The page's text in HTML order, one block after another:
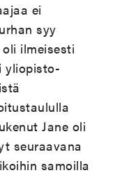
ei
syy
ilmeisesti
yliopisto-
Jane oli
seuraavana
samoilla